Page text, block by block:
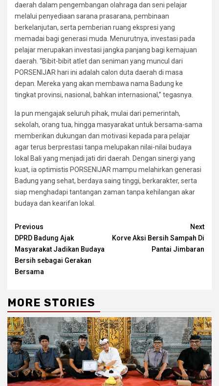
daerah dalam pengembangan olahraga dan seni pelajar
melalui penyediaan sarana prasarana, pembinaan
berkelanjutan, serta pemberian ruang ekspresi yang
memadai bagi generasi muda. Menurutnya, investasi pada
pelajar merupakan investasi jangka panjang bagi kemajuan
daerah. “Bibit-bibit atlet dan seniman yang muncul dari
PORSENIJAR hari ini adalah calon duta daerah di masa
depan. Mereka yang akan membawa nama Badung ke
tingkat provinsi, nasional, bahkan internasional,” tegasnya.
Ia pun mengajak seluruh pihak, mulai dari pemerintah,
sekolah, orang tua, hingga masyarakat untuk bersama-sama
memberikan dukungan dan motivasi kepada para pelajar
agar terus berprestasi tanpa melupakan nilai-nilai budaya
lokal Bali yang menjadi jati diri daerah. Dengan sinergi yang
kuat, ia optimistis PORSENIJAR mampu melahirkan generasi
Badung yang sehat, berdaya saing tinggi, berkarakter, serta
siap menghadapi tantangan zaman tanpa kehilangan akar
budaya dan kearifan lokal.
Continue
Reading
Previous
DPRD Badung Ajak
Masyarakat Jadikan Budaya
Bersih sebagai Gerakan
Bersama
Next
Korve Aksi Bersih Sampah Di
Pantai Jimbaran
MORE STORIES